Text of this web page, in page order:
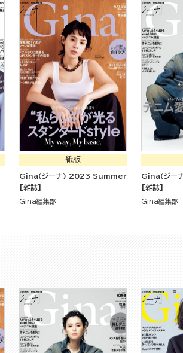
紙版
Gina(ジーナ) 2023 Summer
[雑誌]
Gina編集部
Gina(ジー
[雑誌]
Gina編集部